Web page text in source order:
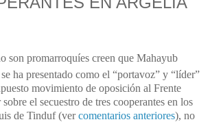
son promarroquíes creen que Mahayub
ha presentado como el “portavoz” y “líder”
movimiento de oposición al Frente
el secuestro de tres cooperantes en los
de Tinduf (vercomentarios anteriores), no